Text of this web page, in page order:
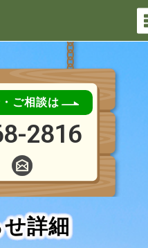
ご相談は
2816
詳細